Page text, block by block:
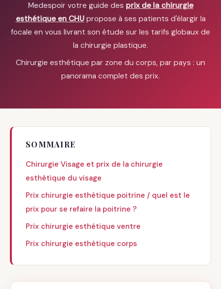
Medespoir votre guide des prix de la chirurgie
esthétique en CHUpropose à ses patients d'élargir la
focale en vous livrant son étude sur les tarifs globaux de
la chirurgie plastique.
Chirurgie esthétique par zone du corps, par pays : un
panorama complet des prix.
SOMMAIRE
Chirurgie Visage et prix de la chirurgie
esthétique du visage
Prix chirurgie esthétique poitrine / quel est le
prix pour se refaire la poitrine ?
Prix chirurgie esthétique ventre
Prix chirurgie esthétique corps